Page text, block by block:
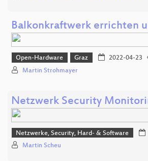
Balkonkraftwerk errichten
Open-Hardware Graz 2022-04-23
Martin Strohmayer
Netzwerk Security
Netzwerke, Security, Hard- & Software
Martin Scheu